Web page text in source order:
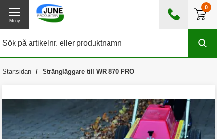
0
0476 - 185560
Meny
Startsidan Strängläggare till WR 870 PRO